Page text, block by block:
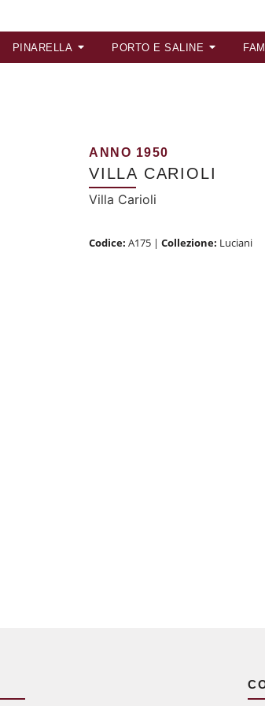
PINARELLA PORTO E SALINE
ANNO 1950
VILLA CARIOLI
Villa Carioli
Codice: A175 | Collezione: Luciani